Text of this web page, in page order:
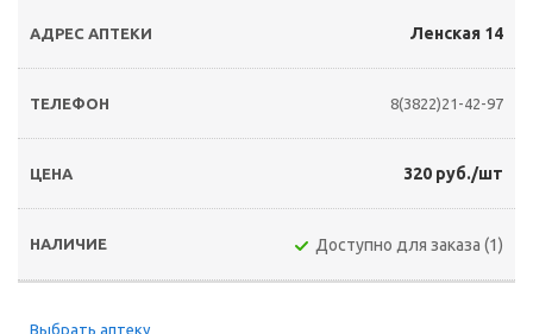
Ленская 14
8(3822)21-42-97
320 руб./шт
Доступно для заказа (1)
Выбрать аптеку